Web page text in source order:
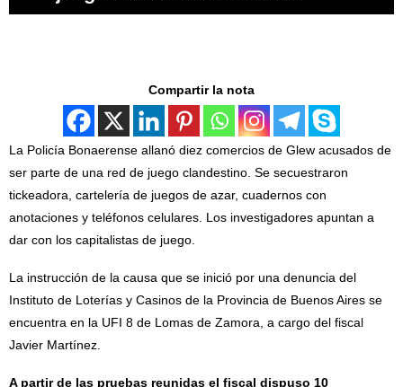
Compartir la nota
La Policía Bonaerense allanó diez comercios de Glew acusados de
ser parte de una red de juego clandestino. Se secuestraron
tickeadora, cartelería de juegos de azar, cuadernos con
anotaciones y teléfonos celulares. Los investigadores apuntan a
dar con los capitalistas de juego.
La instrucción de la causa que se inició por una denuncia del
Instituto de Loterías y Casinos de la Provincia de Buenos Aires se
encuentra en la UFI 8 de Lomas de Zamora, a cargo del fiscal
Javier Martínez.
A partir de las pruebas reunidas el fiscal dispuso 10